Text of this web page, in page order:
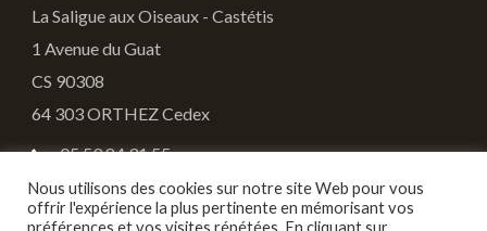
La Saligue aux Oiseaux - Castétis
1 Avenue du Guat
CS 90308
64 303 ORTHEZ Cedex
05.59.84.31.55
fdc64@chasseurdefrance.com
Nous utilisons des cookies sur notre site Web pour vous
offrir l'expérience la plus pertinente en mémorisant vos
préférences et vos visites répétées. En cliquant sur